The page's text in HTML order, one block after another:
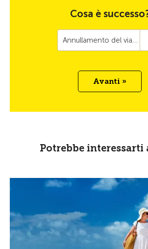
Cosa è
Annullamento del viaggio
Avanti »
Potrebbe interessarti